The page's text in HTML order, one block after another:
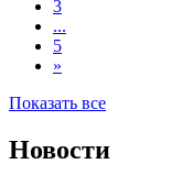
3
...
5
»
Показать все
Новости